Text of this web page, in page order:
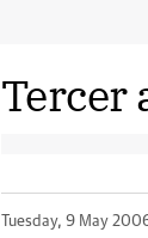
Tercer
Tuesday, 9 May